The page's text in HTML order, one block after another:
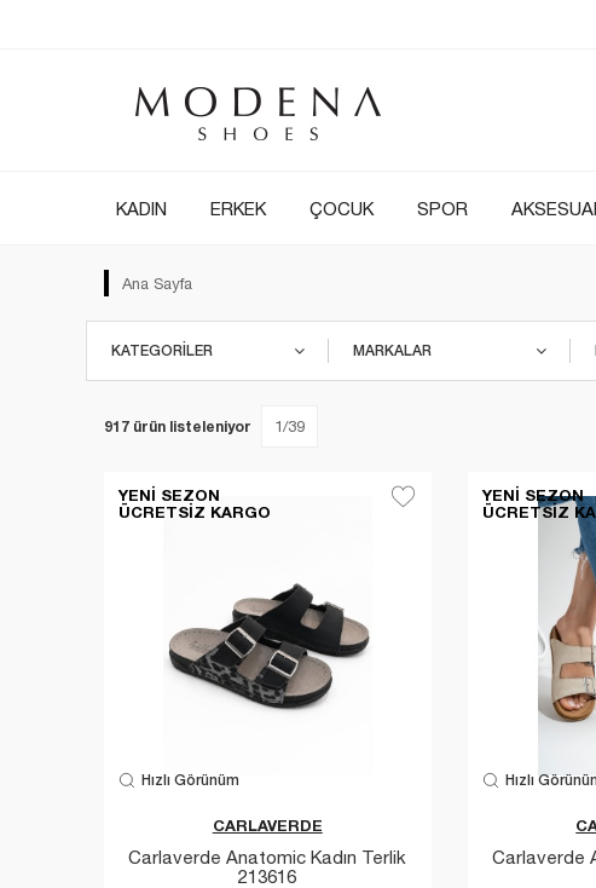
KADIN ERKEK ÇOCUK SPOR
Ana Sayfa
KATEGORILER MARKALAR
917 ürün listeleniyor 1/39
YENI SEZON
ÜCRETSIZ KARGO
Hızlı Görünüm
CARLAVERDE
Carlaverde Anatomic Kadın Terlik
213616
YENI SEZON
ÜCRETSIZ
Hızlı
Carlaverde